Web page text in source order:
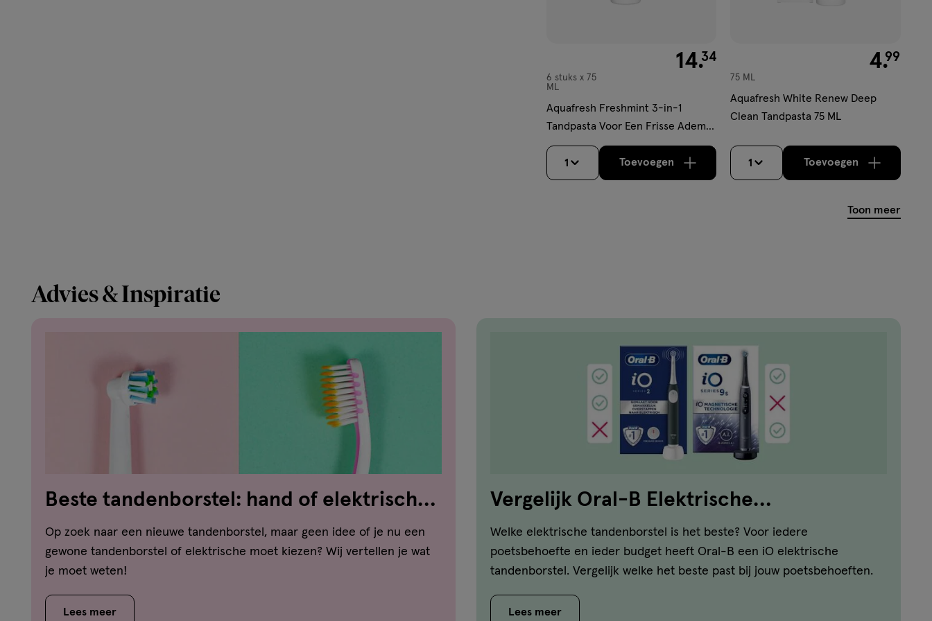
€ 14.34
14.34
6
x
75
ML,
6 stuks x 75
ML
Aquafresh Freshmint 3-in-1
Tandpasta Voor Een Frisse Adem
75 ML Multipack 6 stuks
1
Toevoegenverhoog aantal met één Limiet bereikt. Je kan
€ 4.99
4.99
75 ML
Aquafresh White Renew Deep
Clean Tandpasta 75 ML
1 Toevoegenverhoog aantal
Toon meer
Advies & Inspiratie
Beste tandenborstel: hand of elektrisch?
Wij vergelijken ze!
Op zoek naar een nieuwe tandenborstel, maar geen idee of je nu een
gewone tandenborstel of elektrische moet kiezen? Wij vertellen je wat
je moet weten!
Lees meer
Vergelijk Oral-B Elektrische
tandenborstels
Welke elektrische tandenborstel is het beste? Voor iedere
poetsbehoefte en ieder budget heeft Oral-B een iO elektrische
tandenborstel. Vergelijk welke het beste past bij jouw poetsbehoeften.
Lees meer